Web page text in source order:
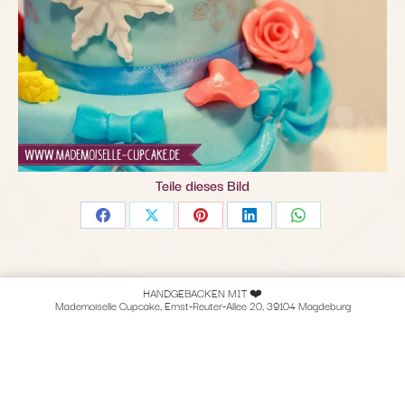
Teile dieses Bild
Share
Facebook
Share
X
Share
Pinterest
Share
LinkedIn
Share
WhatsApp
HANDGEBACKEN MIT ❤️
Mademoiselle Cupcake, Ernst-Reuter-Allee 20, 39104 Magdeburg